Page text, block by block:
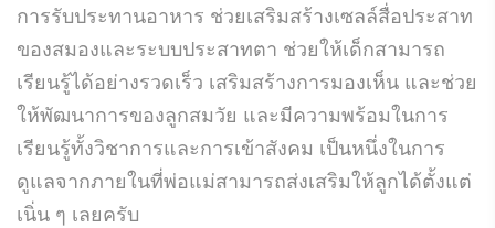
การรับประทานอาหาร ช่วยเสริมสร้างเซลล์สื่อประสาท
ของสมองและระบบประสาทตา ช่วยให้เด็กสามารถ
เรียนรู้ได้อย่างรวดเร็ว เสริมสร้างการมองเห็น และช่วย
ให้พัฒนาการของลูกสมวัย และมีความพร้อมในการ
เรียนรู้ทั้งวิชาการและการเข้าสังคม เป็นหนึ่งในการ
ดูแลจากภายในที่พ่อแม่สามารถส่งเสริมให้ลูกได้ตั้งแต่
เนิ่น ๆ เลยครับ